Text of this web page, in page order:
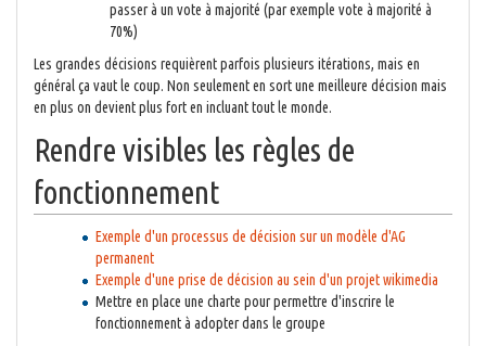
passer à un vote à majorité (par exemple vote à majorité à
70%)
Les grandes décisions requièrent parfois plusieurs itérations, mais en
général ça vaut le coup. Non seulement en sort une meilleure décision mais
en plus on devient plus fort en incluant tout le monde.
Rendre visibles les règles de
fonctionnement
Exemple d'un processus de décision sur un modèle d'AG
permanent
Exemple d'une prise de décision au sein d'un projet wikimedia
Mettre en place une charte pour permettre d'inscrire le
fonctionnement à adopter dans le groupe